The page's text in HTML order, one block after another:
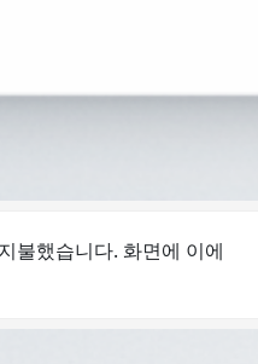
불했습니다. 화면에 이에